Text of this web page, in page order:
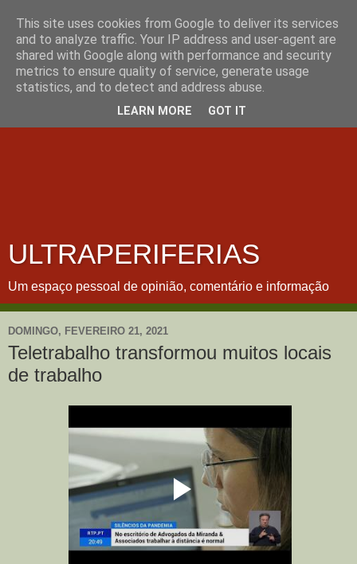
ULTRAPERIFERIAS
Um espaço pessoal de opinião, comentário e informação
DOMINGO, FEVEREIRO 21, 2021
Teletrabalho transformou muitos locais
de trabalho
This site uses cookies from Google to deliver its services
and to analyze traffic. Your IP address and user-agent are
shared with Google along with performance and security
metrics to ensure quality of service, generate usage
statistics, and to detect and address abuse.
LEARN MORE GOT IT